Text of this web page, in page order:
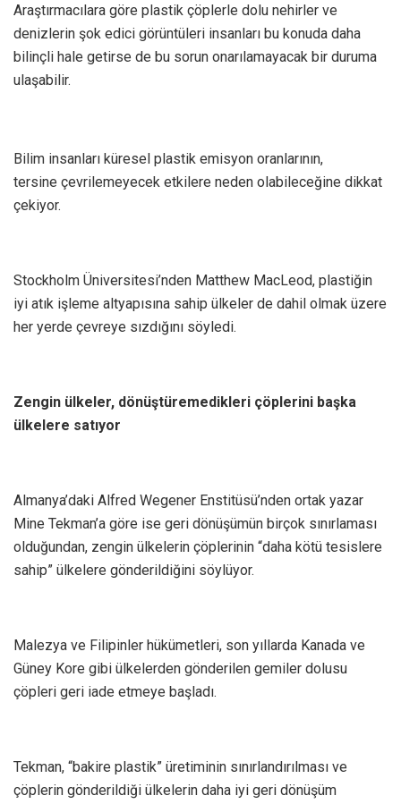
Araştırmacılara göre plastik çöplerle dolu nehirler ve
denizlerin şok edici görüntüleri insanları bu konuda daha
bilinçli hale getirse de bu sorun onarılamayacak bir duruma
ulaşabilir.
Bilim insanları küresel plastik emisyon oranlarının,
tersine çevrilemeyecek etkilere neden olabileceğine dikkat
çekiyor.
Stockholm Üniversitesi’nden Matthew MacLeod, plastiğin
iyi atık işleme altyapısına sahip ülkeler de dahil olmak üzere
her yerde çevreye sızdığını söyledi.
Zengin ülkeler, dönüştüremedikleri çöplerini başka
ülkelere satıyor
Almanya’daki Alfred Wegener Enstitüsü’nden ortak yazar
Mine Tekman’a göre ise geri dönüşümün birçok sınırlaması
olduğundan, zengin ülkelerin çöplerinin “daha kötü tesislere
sahip” ülkelere gönderildiğini söylüyor.
Malezya ve Filipinler hükümetleri, son yıllarda Kanada ve
Güney Kore gibi ülkelerden gönderilen gemiler dolusu
çöpleri geri iade etmeye başladı.
Tekman, “bakire plastik” üretiminin sınırlandırılması ve
çöplerin gönderildiği ülkelerin daha iyi geri dönüşüm